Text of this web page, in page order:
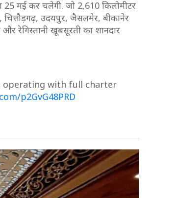
मई कर चलेगी. जो 2,610 किलोमीटर
उदयपुर, जैसलमेर, बीकानेर
रेगिस्तानी खूबसूरती का शानदार
operating with full charter
p2GvG48PRD